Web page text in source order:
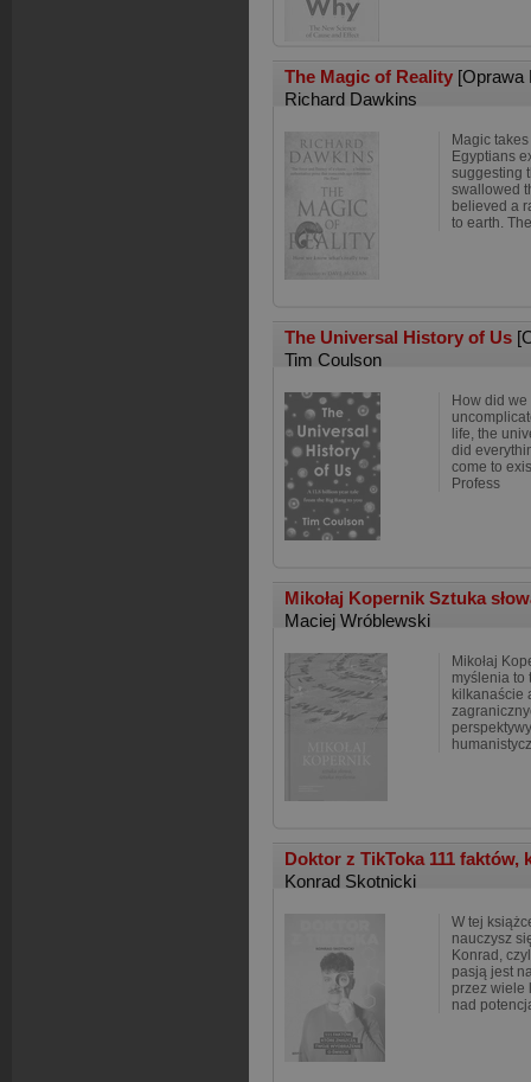
The Magic of Reality [Oprawa
Richard Dawkins
Magic
Egyptians
suggesting
swallowed
believed a
to earth.
The Universal History of Us
Tim Coulson
How did
life, the
did
come to
Profess
Mikołaj Kopernik Sztuka
Maciej Wróblewski
Mikołaj
myślenia to
kilkanaście
Doktor z TikToka 111
Konrad Skotnicki
W tej
nauczysz
Konrad,
pasją jest
przez wiele
nad